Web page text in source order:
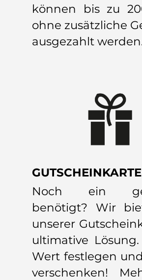
können bis zu
ohne zusätzliche
ausgezahlt
GUTSCHEINKARTE
Noch ein
benötigt? Wir
unserer
ultimative
Wert festlegen
verschenken!